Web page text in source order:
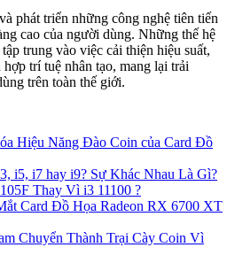
phát triển những công nghệ tiên tiến
cao của người dùng. Những thế hệ
trung vào việc cải thiện hiệu suất,
trí tuệ nhân tạo, mang lại trải
trên toàn thế giới.
Hiệu Năng Đào Coin của Card Đồ
i5, i7 hay i9? Sự Khác Nhau Là Gì?
Thay Vì i3 11100 ?
Card Đồ Họa Radeon RX 6700 XT
Chuyển Thành Trại Cày Coin Vì